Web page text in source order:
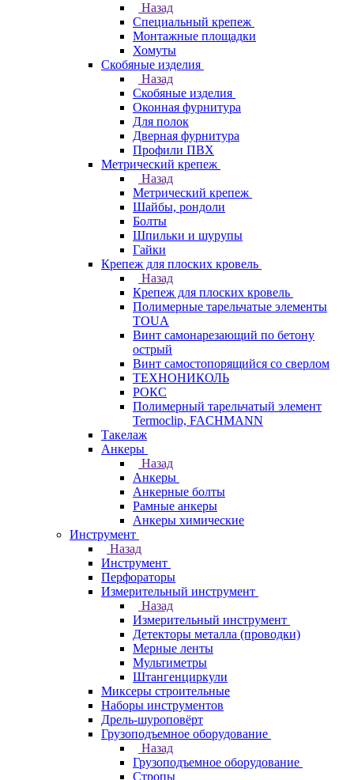
Назад
Специальный крепеж
Монтажные площадки
Хомуты
Скобяные изделия
Назад
Скобяные изделия
Оконная фурнитура
Для полок
Дверная фурнитура
Профили ПВХ
Метрический крепеж
Назад
Метрический крепеж
Шайбы, рондоли
Болты
Шпильки и шурупы
Гайки
Крепеж для плоских кровель
Назад
Крепеж для плоских кровель
Полимерные тарельчатые элементы
TOUA
Винт самонарезающий по бетону
острый
Винт самостопорящийся со сверлом
ТЕХНОНИКОЛЬ
РОКС
Полимерный тарельчатый элемент
Termoclip, FACHMANN
Такелаж
Анкеры
Назад
Анкеры
Анкерные болты
Рамные анкеры
Анкеры химические
Инструмент
Назад
Инструмент
Перфораторы
Измерительный инструмент
Назад
Измерительный инструмент
Детекторы металла (проводки)
Мерные ленты
Мультиметры
Штангенциркули
Миксеры строительные
Наборы инструментов
Дрель-шуроповёрт
Грузоподъемное оборудование
Назад
Грузоподъемное оборудование
Стропы